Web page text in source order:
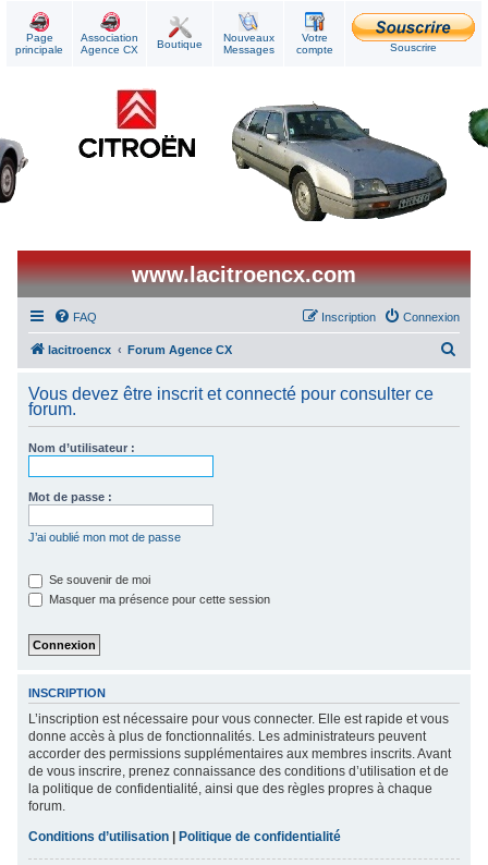
Page
principale
Association
Agence CX
Boutique
Nouveaux
Messages
Votre
compte
Souscrire
www.lacitroencx.com
FAQ Connexion
Inscription
lacitroencx Forum Agence CX
h
Vous devez être inscrit et connecté pour consulter ce
forum.
Nom d’utilisateur :
Mot de passe :
J’ai oublié mon mot de passe
Se souvenir de moi
Masquer ma présence pour cette session
INSCRIPTION
L’inscription est nécessaire pour vous connecter. Elle est rapide et vous
donne accès à plus de fonctionnalités. Les administrateurs peuvent
accorder des permissions supplémentaires aux membres inscrits. Avant
de vous inscrire, prenez connaissance des conditions d’utilisation et de
la politique de confidentialité, ainsi que des règles propres à chaque
forum.
Conditions d’utilisation |Politique de confidentialité